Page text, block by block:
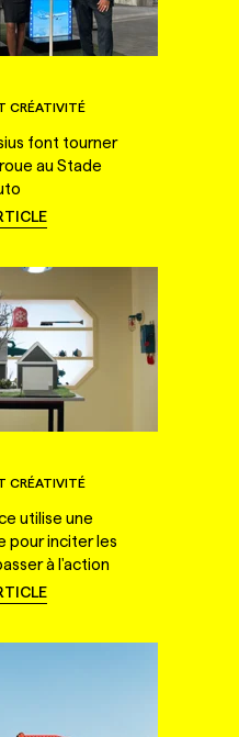
CRÉATIVITÉ
font tourner
au Stade
CRÉATIVITÉ
utilise une
pour inciter les
à l'action